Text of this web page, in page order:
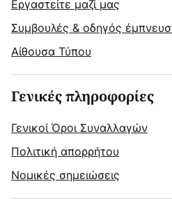
Εργαστείτε μαζί μας
Συμβουλές & οδηγός
Αίθουσα Τύπου
Γενικές πληροφορίες
Γενικοί Όροι Συναλλαγών
Πολιτική απορρήτου
Νομικές σημειώσεις